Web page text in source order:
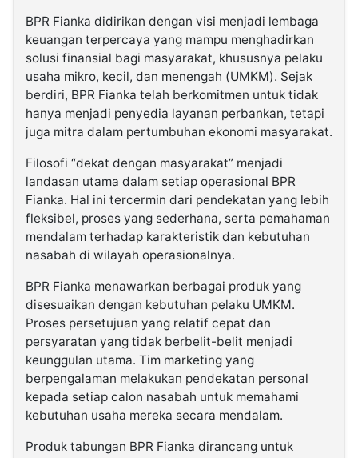
BPR Fianka didirikan dengan visi menjadi lembaga
keuangan terpercaya yang mampu menghadirkan
solusi finansial bagi masyarakat, khususnya pelaku
usaha mikro, kecil, dan menengah (UMKM). Sejak
berdiri, BPR Fianka telah berkomitmen untuk tidak
hanya menjadi penyedia layanan perbankan, tetapi
juga mitra dalam pertumbuhan ekonomi masyarakat.
Filosofi “dekat dengan masyarakat” menjadi
landasan utama dalam setiap operasional BPR
Fianka. Hal ini tercermin dari pendekatan yang lebih
fleksibel, proses yang sederhana, serta pemahaman
mendalam terhadap karakteristik dan kebutuhan
nasabah di wilayah operasionalnya.
BPR Fianka menawarkan berbagai produk yang
disesuaikan dengan kebutuhan pelaku UMKM.
Proses persetujuan yang relatif cepat dan
persyaratan yang tidak berbelit-belit menjadi
keunggulan utama. Tim marketing yang
berpengalaman melakukan pendekatan personal
kepada setiap calon nasabah untuk memahami
kebutuhan usaha mereka secara mendalam.
Produk tabungan BPR Fianka dirancang untuk